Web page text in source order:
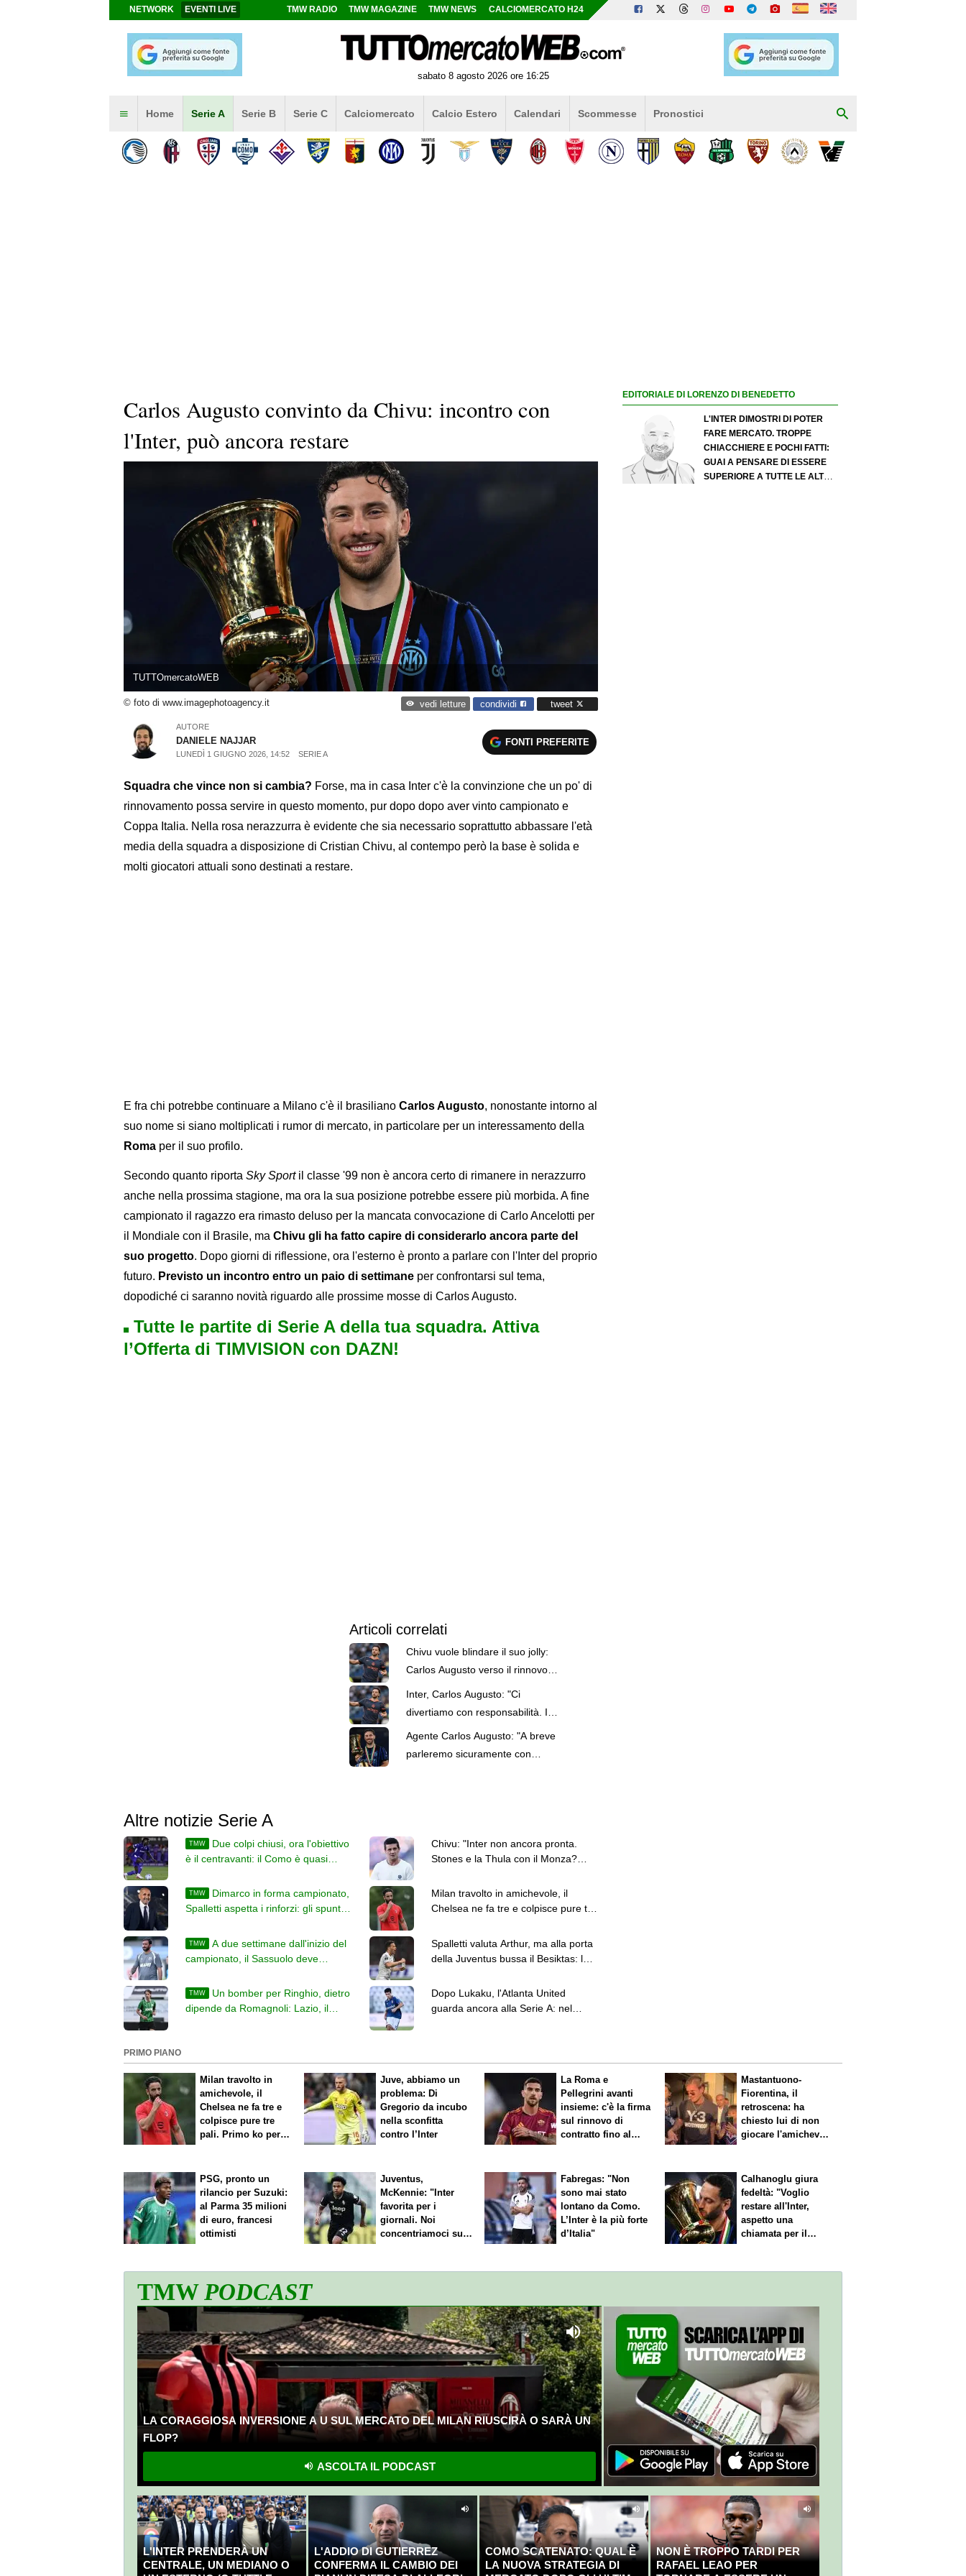
NETWORK EVENTI LIVE TMW RADIO TMW MAGAZINE TMW NEWS CALCIOMERCATO H24
sabato 8 agosto 2026 ore 16:25
Home Serie A Serie B Serie C Calciomercato Calcio Estero Calendari Scommesse Pronostici
Carlos Augusto convinto da Chivu: incontro con
l'Inter, può ancora restare
TUTTOmercatoWEB
© foto di www.imagephotoagency.it vedi letture condividi tweet
AUTORE
DANIELE NAJJAR
LUNEDÌ 1 GIUGNO 2026, 14:52 SERIE A
FONTI PREFERITE
Squadra che vince non si cambia? Forse, ma in casa Inter c'è la convinzione che un po' di
rinnovamento possa servire in questo momento, pur dopo dopo aver vinto campionato e
Coppa Italia. Nella rosa nerazzurra è evidente che sia necessario soprattutto abbassare l'età
media della squadra a disposizione di Cristian Chivu, al contempo però la base è solida e
molti giocatori attuali sono destinati a restare.
E fra chi potrebbe continuare a Milano c'è il brasiliano Carlos Augusto, nonostante intorno al
suo nome si siano moltiplicati i rumor di mercato, in particolare per un interessamento della
Roma per il suo profilo.
Secondo quanto riporta Sky Sportil classe '99 non è ancora certo di rimanere in nerazzurro
anche nella prossima stagione, ma ora la sua posizione potrebbe essere più morbida. A fine
campionato il ragazzo era rimasto deluso per la mancata convocazione di Carlo Ancelotti per
il Mondiale con il Brasile, ma Chivu gli ha fatto capire di considerarlo ancora parte del
suo progetto. Dopo giorni di riflessione, ora l'esterno è pronto a parlare con l'Inter del proprio
futuro. Previsto un incontro entro un paio di settimane per confrontarsi sul tema,
dopodiché ci saranno novità riguardo alle prossime mosse di Carlos Augusto.
Tutte le partite di Serie A della tua squadra. Attiva
l’Offerta di TIMVISION con DAZN!
Articoli correlati
Chivu vuole blindare il suo jolly:
Carlos Augusto verso il rinnovo
Inter, Carlos Augusto: "Ci
divertiamo con responsabilità. I
giovani possono aiutarci molto"
Agente Carlos Augusto: "A breve
parleremo sicuramente con
Altre notizie Serie A
TMW
Due colpi chiusi, ora l'obiettivo
è il centravanti: il Como è quasi
Chivu: "Inter non ancora pronta.
Stones e la Thula con il Monza?
TMW
Dimarco in forma campionato,
Spalletti aspetta i rinforzi: gli spunti
Milan travolto in amichevole, il
Chelsea ne fa tre e colpisce pure tre
TMW
A due settimane dall'inizio del
campionato, il Sassuolo deve
Spalletti valuta Arthur, ma alla porta
della Juventus bussa il Besiktas: lo
TMW
Un bomber per Ringhio, dietro
dipende da Romagnoli: Lazio, il
Dopo Lukaku, l'Atlanta United
guarda ancora alla Serie A: nel
EDITORIALE DI LORENZO DI BENEDETTO
L'INTER DIMOSTRI DI POTER
FARE MERCATO. TROPPE
CHIACCHIERE E POCHI FATTI:
GUAI A PENSARE DI ESSERE
SUPERIORE A TUTTE LE ALTRE
PRIMO PIANO
Milan travolto in
amichevole, il
Chelsea ne fa tre e
colpisce pure tre
pali. Primo ko per
Juve, abbiamo un
problema: Di
Gregorio da incubo
nella sconfitta
contro l’Inter
La Roma e
Pellegrini avanti
insieme: c'è la firma
sul rinnovo di
contratto fino al
Mastantuono-
Fiorentina, il
retroscena: ha
chiesto lui di non
giocare l'amichevole
PSG, pronto un
rilancio per Suzuki:
al Parma 35 milioni
di euro, francesi
ottimisti
Juventus,
McKennie: "Inter
favorita per i
giornali. Noi
concentriamoci sul
Fabregas: "Non
sono mai stato
lontano da Como.
L’Inter è la più forte
d’Italia"
Calhanoglu giura
fedeltà: "Voglio
restare all'Inter,
aspetto una
chiamata per il
TMWPODCAST
LA CORAGGIOSA INVERSIONE A U SUL MERCATO DEL MILAN RIUSCIRÀ O SARÀ UN
FLOP?
ASCOLTA IL PODCAST
L'INTER PRENDERÀ UN
CENTRALE, UN MEDIANO O
L'ADDIO DI GUTIERREZ
CONFERMA IL CAMBIO DEI
COMO SCATENATO: QUAL È
LA NUOVA STRATEGIA DI
NON È TROPPO TARDI PER
RAFAEL LEAO PER